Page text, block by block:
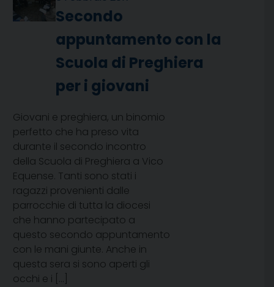
Secondo
appuntamento con la
Scuola di Preghiera
per i giovani
Giovani e preghiera, un binomio
perfetto che ha preso vita
durante il secondo incontro
della Scuola di Preghiera a Vico
Equense. Tanti sono stati i
ragazzi provenienti dalle
parrocchie di tutta la diocesi
che hanno partecipato a
questo secondo appuntamento
con le mani giunte. Anche in
questa sera si sono aperti gli
occhi e i […]